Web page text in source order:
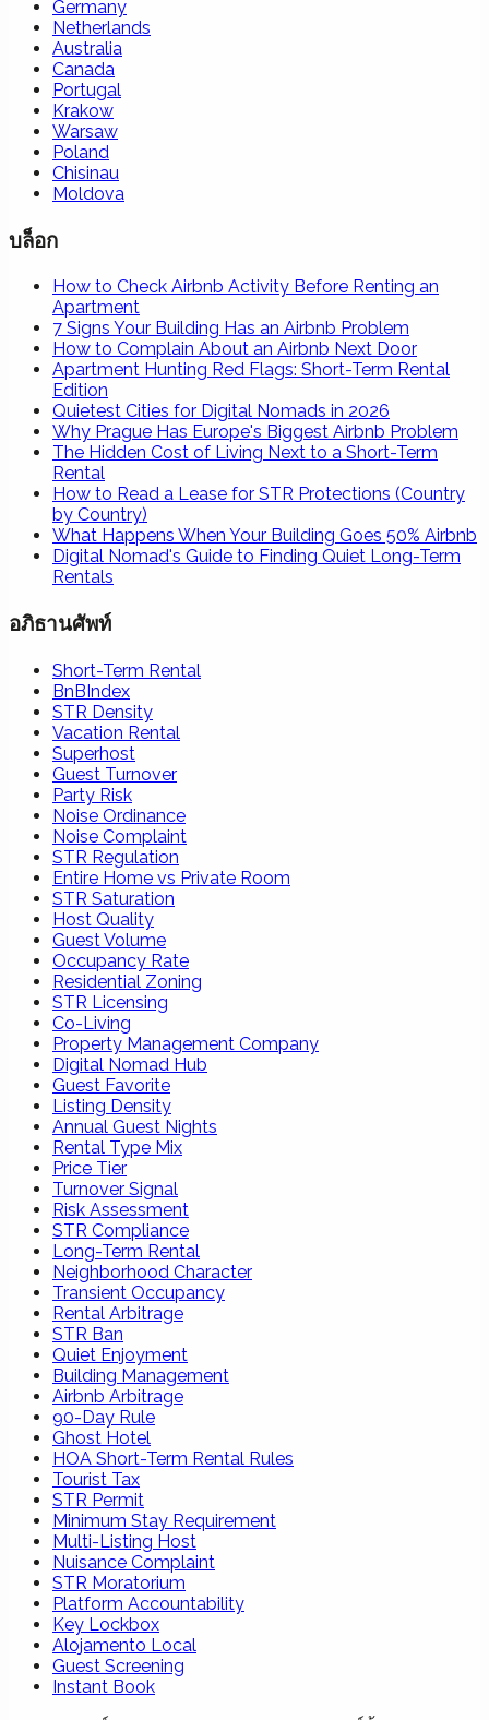
Germany
Netherlands
Australia
Canada
Portugal
Krakow
Warsaw
Poland
Chisinau
Moldova
บล็อก
How to Check Airbnb Activity Before Renting an
Apartment
7 Signs Your Building Has an Airbnb Problem
How to Complain About an Airbnb Next Door
Apartment Hunting Red Flags: Short-Term Rental
Edition
Quietest Cities for Digital Nomads in 2026
Why Prague Has Europe's Biggest Airbnb Problem
The Hidden Cost of Living Next to a Short-Term
Rental
How to Read a Lease for STR Protections (Country
by Country)
What Happens When Your Building Goes 50% Airbnb
Digital Nomad's Guide to Finding Quiet Long-Term
Rentals
อภิธานศัพท์
Short-Term Rental
BnBIndex
STR Density
Vacation Rental
Superhost
Guest Turnover
Party Risk
Noise Ordinance
Noise Complaint
STR Regulation
Entire Home vs Private Room
STR Saturation
Host Quality
Guest Volume
Occupancy Rate
Residential Zoning
STR Licensing
Co-Living
Property Management Company
Digital Nomad Hub
Guest Favorite
Listing Density
Annual Guest Nights
Rental Type Mix
Price Tier
Turnover Signal
Risk Assessment
STR Compliance
Long-Term Rental
Neighborhood Character
Transient Occupancy
Rental Arbitrage
STR Ban
Quiet Enjoyment
Building Management
Airbnb Arbitrage
90-Day Rule
Ghost Hotel
HOA Short-Term Rental Rules
Tourist Tax
STR Permit
Minimum Stay Requirement
Multi-Listing Host
Nuisance Complaint
STR Moratorium
Platform Accountability
Key Lockbox
Alojamento Local
Guest Screening
Instant Book